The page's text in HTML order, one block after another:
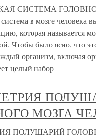
СИСТЕМА
в мозге человека
которая называется
Чтобы было ясно, что
организм, включая
целый набор
МОЗГА
ПОЛУШАРИЙ